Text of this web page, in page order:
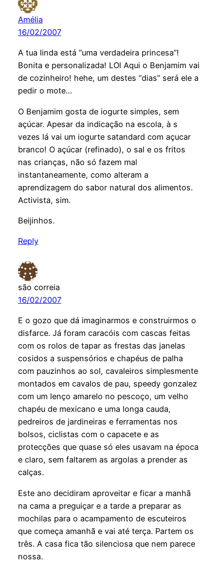
Amélia
16/02/2007
A tua linda está “uma verdadeira princesa”!
Bonita e personalizada! LOl Aqui o Benjamim vai
de cozinheiro! hehe, um destes “dias” será ele a
pedir o mote…
O Benjamim gosta de iogurte simples, sem
açúcar. Apesar da indicação na escola, à s
vezes lá vai um iogurte satandard com açucar
branco! O açúcar (refinado), o sal e os fritos
nas crianças, não só fazem mal
instantaneamente, como alteram a
aprendizagem do sabor natural dos alimentos.
Activista, sim.
Beijinhos.
Reply
são correia
16/02/2007
E o gozo que dá imaginarmos e construirmos o
disfarce. Já foram caracóis com cascas feitas
com os rolos de tapar as frestas das janelas
cosidos a suspensórios e chapéus de palha
com pauzinhos ao sol, cavaleiros simplesmente
montados em cavalos de pau, speedy gonzalez
com um lenço amarelo no pescoço, um velho
chapéu de mexicano e uma longa cauda,
pedreiros de jardineiras e ferramentas nos
bolsos, ciclistas com o capacete e as
protecções que quase só eles usavam na época
e claro, sem faltarem as argolas a prender as
calças.
Este ano decidiram aproveitar e ficar a manhã
na cama a preguiçar e a tarde a preparar as
mochilas para o acampamento de escuteiros
que começa amanhã e vai até terça. Partem os
três. A casa fica tão silenciosa que nem parece
nossa.